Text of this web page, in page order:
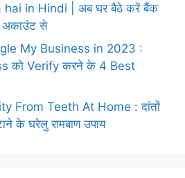
hai in Hindi | अब घर बैठे करें बैंक
अकाउंट से
My Business in 2023 :
को Verify करने के 4 Best
From Teeth At Home : दांतों
के घरेलु रामबाण उपाय